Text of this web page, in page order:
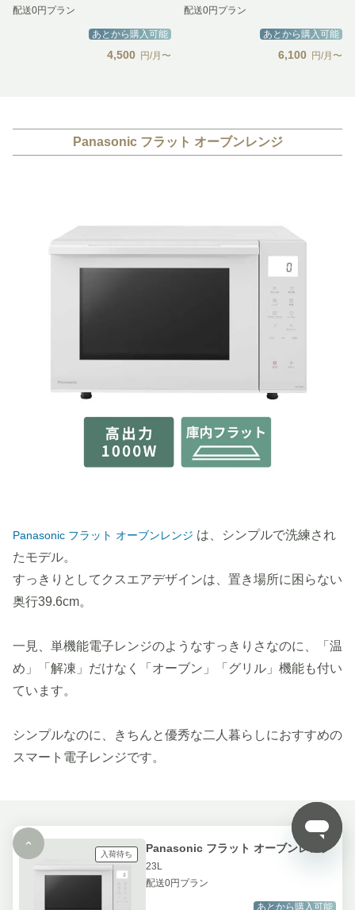
配送0円プラン
あとから購入可能
4,500 円/月〜
配送0円プラン
あとから購入可能
6,100 円/月〜
Panasonic フラット オーブンレンジ
Panasonic フラット オーブンレンジ は、シンプルで洗練され
たモデル。
すっきりとしてクスエアデザインは、置き場所に困らない
奥行39.6cm。
一見、単機能電子レンジのようなすっきりさなのに、「温
め」「解凍」だけなく「オーブン」「グリル」機能も付い
ています。
シンプルなのに、きちんと優秀な二人暮らしにおすすめの
スマート電子レンジです。
入荷待ち Panasonic フラット オーブンレンジ
23L
配送0円プラン
あとから購入可能